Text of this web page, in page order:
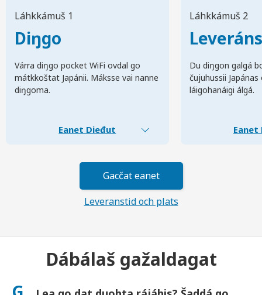
Láhkkámuš 1
Diŋgo
Várra diŋgo pocket WiFi ovdal go
mátkkoštat Japánii. Máksse vai nanne
diŋgoma.
Eanet Dieđut
Láhkkámuš 2
Du diŋgon galgá
čujuhussii
láigohanáigi álgá.
Eanet
Gacčat eanet
Leveranstid och plats
Dábálaš gažaldagat